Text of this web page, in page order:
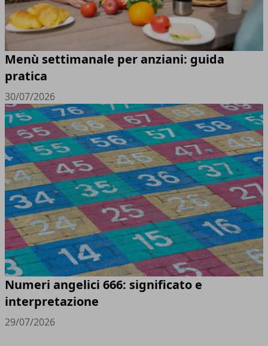
Menù settimanale per anziani: guida
pratica
30/07/2026
Numeri angelici 666: significato e
interpretazione
29/07/2026